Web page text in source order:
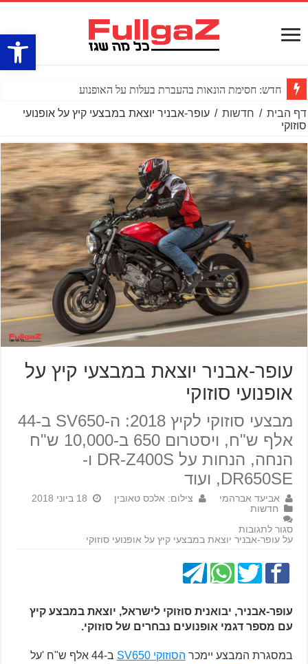
פתח
חדש: חסימת הונאות בהעברת בעלות על האופנוע
דף הבית / חדשות / עופר-אבניר יוצאת במבצעי קיץ על אופנועי
סוזוקי
עופר-אבניר יוצאת במבצעי קיץ על
אופנועי סוזוקי
מבצעי סוזוקי לקיץ 2018: ה-SV650 ב-44
אלף ש"ח, ויסטרום 650 ב-10,000 ש"ח
הנחה, הנחות על DR-Z400S ו-
DR650SE, ועוד
אביעד אברהמי צילום: אלכס טאובין
18 ביוני 2018
חדשות
סגור לתגובות
על עופר-אבניר יוצאת במבצעי קיץ על אופנועי סוזוקי
עופר-אבניר, יבואנית סוזוקי לישראל, יוצאת במבצע קיץ
עם מספר דגמי אופנועים נבחרים של סוזוקי.
במסגרת המבצע יימכר הסוזוקי SV650
ב-44 אלף ש"ח 'על